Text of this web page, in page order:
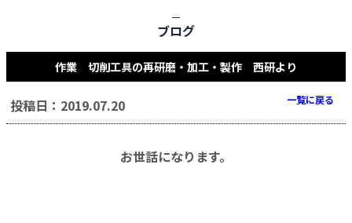
ブログ
作業 切削工具の再研磨・加工・製作 西研より
投稿日：2019.07.20 一覧に戻る
お世話になります。